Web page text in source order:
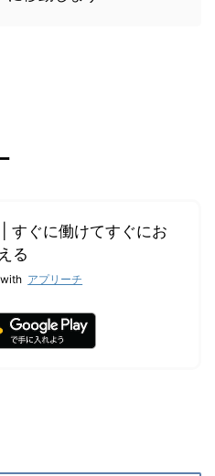
すぐに働けてすぐにお
る
アプリーチ